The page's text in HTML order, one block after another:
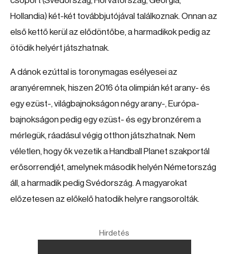
Hollandia) két-két továbbjutójával találkoznak. Onnan az
első kettő kerül az elődöntőbe, a harmadikok pedig az
ötödik helyért játszhatnak.
A dánok ezúttal is toronymagas esélyesei az
aranyéremnek, hiszen 2016 óta olimpián két arany- és
egy ezüst-, világbajnokságon négy arany-, Európa-
bajnokságon pedig egy ezüst- és egy bronzérem a
mérlegük, ráadásul végig otthon játszhatnak. Nem
véletlen, hogy ők vezetik a Handball Planet szakportál
erősorrendjét, amelynek második helyén Németország
áll, a harmadik pedig Svédország. A magyarokat
előzetesen az előkelő hatodik helyre rangsorolták.
Hirdetés